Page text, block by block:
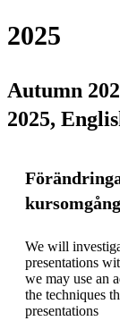
2025
Autumn
2025,
kursomgång
We will
presentations
we may use an
the techniques
presentations